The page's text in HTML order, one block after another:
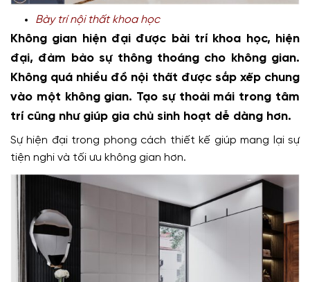
Bày trí nội thất khoa học
Không gian hiện đại được bài trí khoa học, hiện
đại, đảm bảo sự thông thoáng cho không gian.
Không quá nhiều đồ nội thất được sắp xếp chung
vào một không gian. Tạo sự thoải mái trong tâm
trí cũng như giúp gia chủ sinh hoạt dễ dàng hơn.
Sự hiện đại trong phong cách thiết kế giúp mang lại sự
tiện nghi và tối ưu không gian hơn.